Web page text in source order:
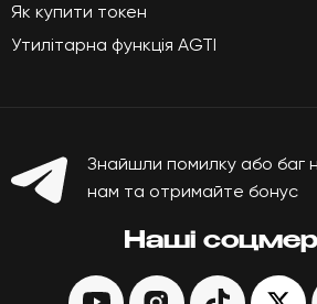
Як купити токен
Утилітарна функція AGTI
Наші
Знайшли помилку або баг
нам та отримайте бонус